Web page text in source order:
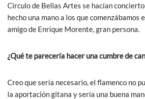
Circulo de Bellas Artes se hacían
hecho una mano a los que comenzábamos
amigo de Enrique Morente, gran persona.
¿Qué te parecería hacer una cumbre de
Creo que sería necesario, el flamenco no
la aportación gitana y sería una buena